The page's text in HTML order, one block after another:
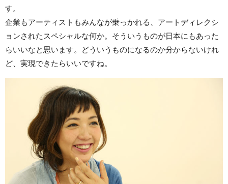
す。
企業もアーティストもみんなが乗っかれる、アートディレクシ
ョンされたスペシャルな何か。そういうものが日本にもあった
らいいなと思います。どういうものになるのか分からないけれ
ど、実現できたらいいですね。